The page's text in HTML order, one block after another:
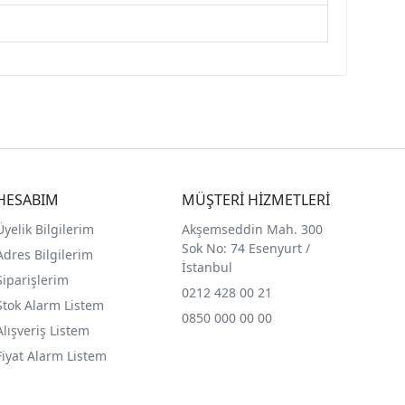
Bilgilerim
Bilgilerim
Alarm Listem
Listem
Alarm Listem
MÜŞTERİ HİZMETLERİ
Akşemseddin Mah. 300
Sok No: 74 Esenyurt /
İstanbul
0212 428 00 21
0850 000 00 00